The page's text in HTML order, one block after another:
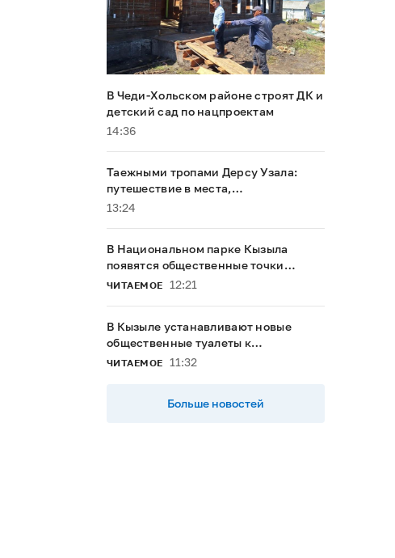
В Чеди-Хольском районе строят ДК и
детский сад по нацпроектам
14:36
Таежными тропами Дерсу Узала:
путешествие в места,
напоминающие о герое Максима
13:24
В Национальном парке Кызыла
появятся общественные точки
доступа к интернету
ЧИТАЕМОЕ 12:21
В Кызыле устанавливают новые
общественные туалеты к
буддийскому форуму
ЧИТАЕМОЕ 11:32
Больше новостей